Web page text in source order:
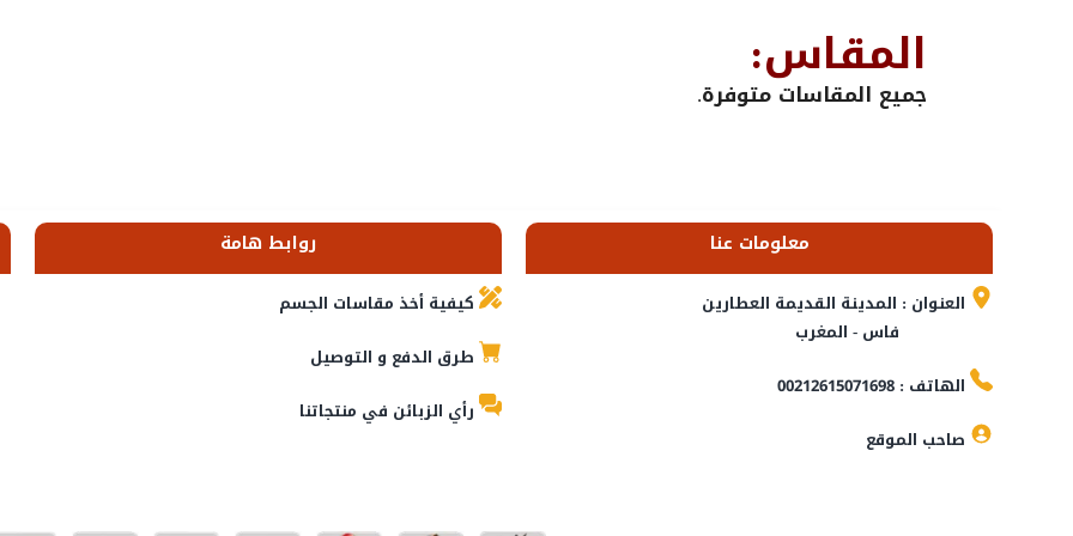
المقاس:
جميع المقاسات متوفرة.
معلومات عنا
العنوان : المدينة القديمة العطارين
فاس - المغرب
الهاتف : 00212615071698
صاحب الموقع
روابط هامة
كيفية أخذ مقاسات الجسم
طرق الدفع و التوصيل
رأي الزبائن في منتجاتنا